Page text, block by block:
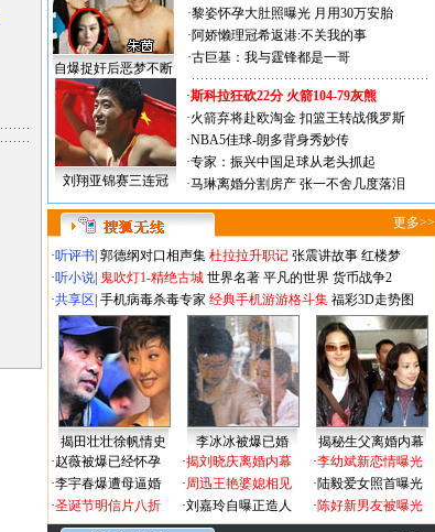
自爆捉奸后恶梦不断
·黎姿怀孕大肚照曝光 月用30万安胎
·阿娇懒理冠希返港:不关我的事
·古巨基：我与霆锋都是一哥
刘翔亚锦赛三连冠
·斯科拉狂砍22分 火箭104-79灰熊
·火箭弃将赴欧淘金 扣篮王转战俄罗斯
·NBA5佳球-朗多背身秀妙传
·专家：振兴中国足球从老头抓起
·马琳离婚分割房产 张一不舍几度落泪
更多>>
·听评书 郭德纲对口相声集 杜拉拉升职记 张震讲故事 红楼梦
·听小说 鬼吹灯1-精绝古城 世界名著 平凡的世界 货币战争2
·共享区 手机病毒杀毒专家 经典手机游游格斗集 福彩3D走势图
揭田壮壮徐帆情史 李冰冰被爆已婚
揭秘生父离婚内幕
·赵薇被爆已经怀孕
·李宇春爆遭母逼婚
·圣诞节明信片八折
·揭刘晓庆离婚内幕
·周迅王艳婆媳相见
·刘嘉玲自曝正造人
·李幼斌新恋情曝光
·陆毅爱女照首曝光
·陈好新男友被曝光